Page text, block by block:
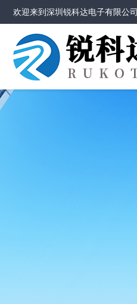
欢迎来到深圳锐科达电子有限公司